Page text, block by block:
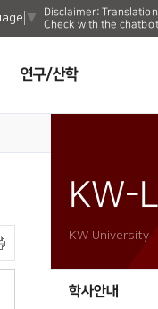
▼
Disclaimer:
Check with the
연구/산학
KW-
KW University
학사안내